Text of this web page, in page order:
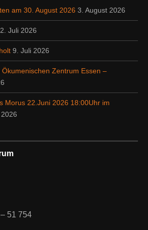
am 30. August 2026 3. August 2026
Juli 2026
9. Juli 2026
Zentrum Essen –
Morus 22.Juni 2026 18:00Uhr im
51 754